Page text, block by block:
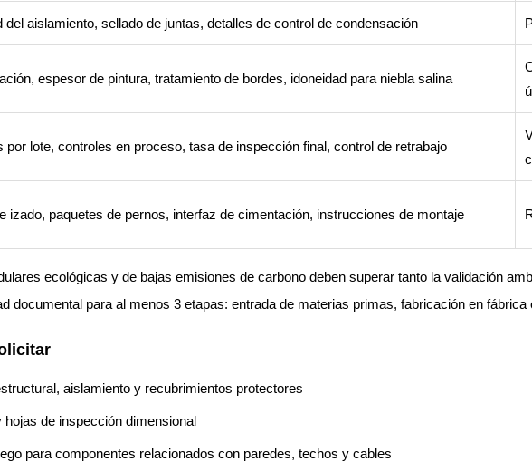
del aislamiento, sellado de juntas, detalles de control de condensación
espesor de pintura, tratamiento de bordes, idoneidad para niebla salina
por lote, controles en proceso, tasa de inspección final, control de retrabajo
izado, paquetes de pernos, interfaz de cimentación, instrucciones de montaje
ecológicas y de bajas emisiones de carbono deben superar tanto la validación
documental para al menos 3 etapas: entrada de materias primas, fabricación en
aislamiento y recubrimientos protectores
de inspección dimensional
para componentes relacionados con paredes, techos y cables